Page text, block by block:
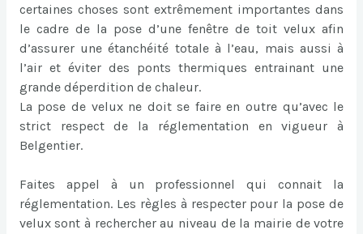
certaines choses sont extrêmement importantes dans
le cadre de la pose d’une fenêtre de toit velux afin
d’assurer une étanchéité totale à l’eau, mais aussi à
l’air et éviter des ponts thermiques entrainant une
grande déperdition de chaleur.
La pose de velux ne doit se faire en outre qu’avec le
strict respect de la réglementation en vigueur à
Belgentier.
Faites appel à un professionnel qui connait la
réglementation. Les règles à respecter pour la pose de
velux sont à rechercher au niveau de la mairie de votre